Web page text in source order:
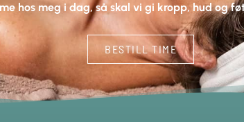
hos meg i dag, så skal vi gi kropp, hud og
BESTILL TIME